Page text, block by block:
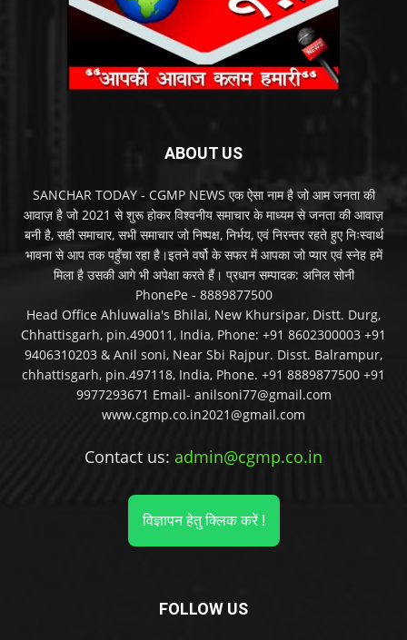
ABOUT US
SANCHAR TODAY - CGMP NEWS एक ऐसा नाम है जो आम जनता की
आवाज़ है जो 2021 से शुरू होकर विश्वनीय समाचार के माध्यम से जनता की आवाज़
बनी है, सही समाचार, सभी समाचार जो निष्पक्ष, निर्भय, एवं निरन्तर रहते हुए निःस्वार्थ
भावना से आप तक पहुँचा रहा है।इतने वर्षो के सफर में आपका जो प्यार एवं स्नेह हमें
मिला है उसकी आगे भी अपेक्षा करते हैं। प्रधान सम्पादक: अनिल सोनी
PhonePe - 8889877500
Head Office Ahluwalia's Bhilai, New Khursipar, Distt. Durg,
Chhattisgarh, pin.490011, India, Phone: +91 8602300003 +91
9406310203 & Anil soni, Near Sbi Rajpur. Disst. Balrampur,
chhattisgarh, pin.497118, India, Phone. +91 8889877500 +91
9977293671 Email- anilsoni77@gmail.com
www.cgmp.co.in2021@gmail.com
Contact us: admin@cgmp.co.in
विज्ञापन हेतु क्लिक करें !
FOLLOW US